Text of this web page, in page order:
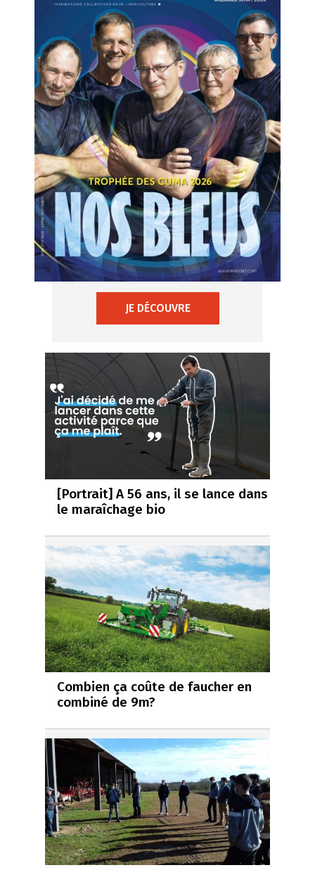
JE DÉCOUVRE
[Portrait] A 56 ans, il se lance dans
le maraîchage bio
Combien ça coûte de faucher en
combiné de 9m?